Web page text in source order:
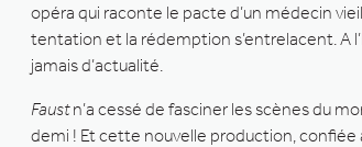
opéra qui raconte le pacte d’un médecin
tentation et la rédemption s’entrelacent. A
jamais d’actualité.
Faustn’a cessé de fasciner les scènes du
demi ! Et cette nouvelle production, confiée